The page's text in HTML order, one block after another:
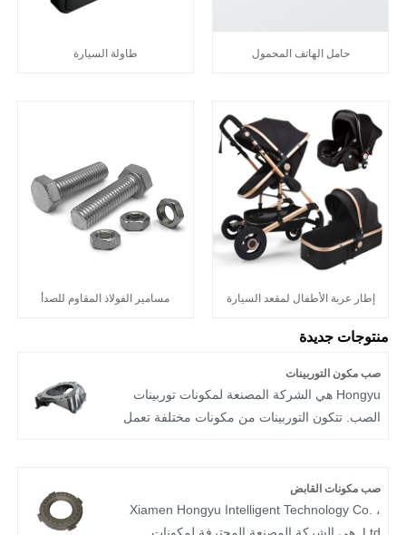
حامل الهاتف المحمول طاولة السيارة
إطار عربة الأطفال لمقعد السيارة مسامير الفولاذ المقاوم للصدأ
منتوجات جديدة
صب مكون التوربينات
Hongyu هي الشركة المصنعة لمكونات توربينات
الصب. تتكون التوربينات من مكونات مختلفة تعمل
صب مكونات القابض
Xiamen Hongyu Intelligent Technology Co. ،
Ltd. هي الشركة المصنعة المحترفة لمكونات